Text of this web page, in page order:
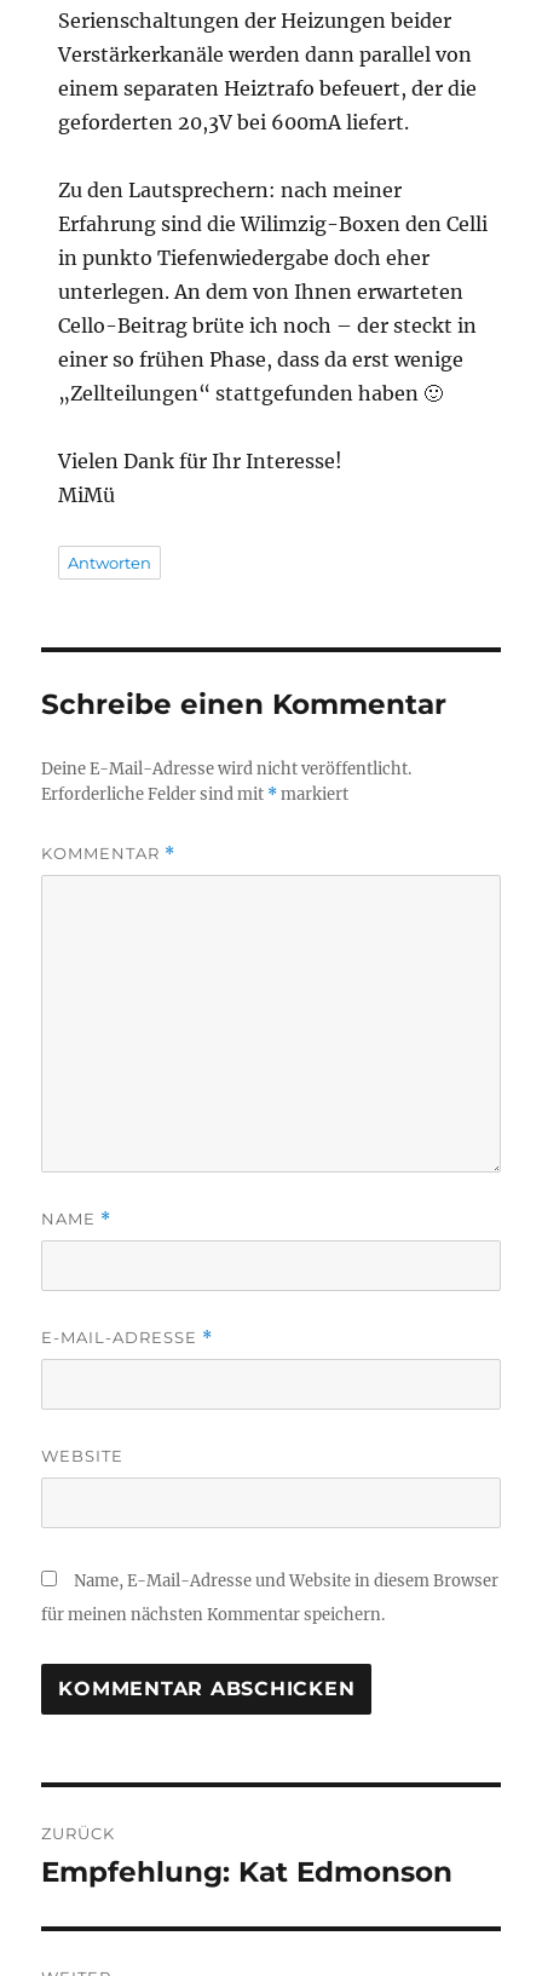
Serienschaltungen der Heizungen beider
Verstärkerkanäle werden dann parallel von
einem separaten Heiztrafo befeuert, der die
geforderten 20,3V bei 600mA liefert.
Zu den Lautsprechern: nach meiner
Erfahrung sind die Wilimzig-Boxen den Celli
in punkto Tiefenwiedergabe doch eher
unterlegen. An dem von Ihnen erwarteten
Cello-Beitrag brüte ich noch – der steckt in
einer so frühen Phase, dass da erst wenige
„Zellteilungen“ stattgefunden haben 🙂
Vielen Dank für Ihr Interesse!
MiMü
Antworten
Schreibe einen Kommentar
Deine E-Mail-Adresse wird nicht veröffentlicht.
Erforderliche Felder sind mit *markiert
KOMMENTAR *
NAME *
E-MAIL-ADRESSE *
WEBSITE
Name, E-Mail-Adresse und Website in diesem Browser
für meinen nächsten Kommentar speichern.
ZURÜCK
Vorheriger
Empfehlung: Kat Edmonson